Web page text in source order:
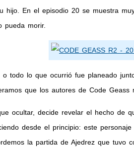
hijo. En el episodio 20 se muestra
pueda morir.
o todo lo que ocurrió fue planeado
que los autores de Code Geass
ocultar, decide revelar el hecho de
desde el principio: este
la partida de Ajedrez que tuvo